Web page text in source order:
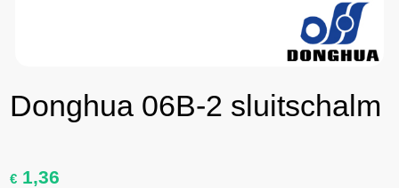
Donghua 06B-2 sluitschalm
€ 1,36